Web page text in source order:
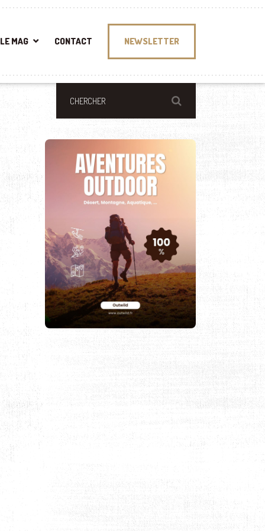
LE MAG CONTACT NEWSLETTER